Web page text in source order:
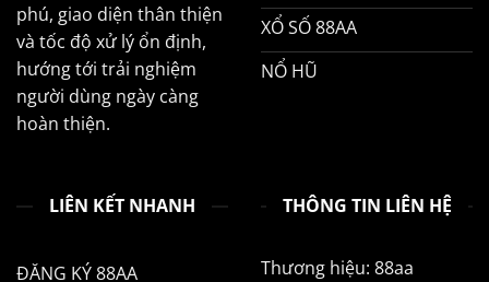
phú, giao diện thân thiện
và tốc độ xử lý ổn định,
hướng tới trải nghiệm
người dùng ngày càng
hoàn thiện.
XỔ SỐ 88AA
NỔ HŨ
LIÊN KẾT NHANH
ĐĂNG KÝ 88AA
THÔNG TIN LIÊN HỆ
Thương hiệu: 88aa